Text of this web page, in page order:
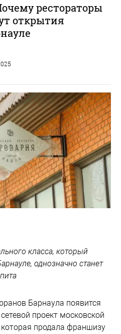
рестораторы
открытия
класса, который
однозначно станет
Барнаула появится
проект московской
продала франшизу